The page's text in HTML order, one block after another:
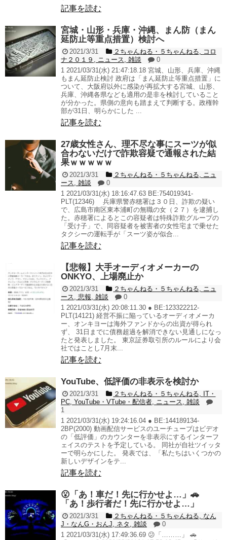
記事を読む
宮城・山形・兵庫・沖縄、まん防（まん
延防止等重点措置）検討へ
2021/3/31 ２ちゃんねる・５ちゃんねる
コロ
ナ２０１９
ニュース 雑談
0
1 2021/03/31(水) 21:47:18.18 宮城、山形、兵庫、沖縄
もまん延防止検討 政府は「まん延防止等重点措置」に
ついて、大阪府以外に感染が再拡大する宮城、山形、
兵庫、沖縄各県なども適用の是非を検討していること
が分かった。県側の意向も踏まえて判断する。政権幹
部が31日、明らかにした ...
記事を読む
27歳女性さん、理不尽な事にスーツが似
合わないだけで詐欺容疑で通報された結
果ｗｗｗｗｗ
2021/3/31 ２ちゃんねる・５ちゃんねる
ニュ
ース
雑談
0
1 2021/03/31(水) 18:16:47.63 BE:754019341-
PLT(12346) 兵庫県警赤穂署は３０日、詐欺の疑い
で、広島市南区東本浦町の無職の女（２７）を逮捕し
た。赤穂署によるとこの容疑者は特殊詐欺グループの
「受け子」で、同容疑者を被害者の女性宅まで乗せた
タクシーの運転手が「スーツ姿が似合...
記事を読む
【悲報】大手オーディオメーカーの
ONKYO、上場廃止か
2021/3/31 ２ちゃんねる・５ちゃんねる
ニュ
ース
悲報 雑談
0
1 2021/03/31(水) 20:08:11.30 ● BE:123322212-
PLT(14121) 経営不振に陥っているオーディオメーカ
ー、オンキヨーは海外ファンドからの出資が得られ
ず、 31日までに債務超過を解消できない見通しになっ
たと発表しました。 東京証券取引所のルールにより会
社ではことし7月末...
記事を読む
YouTube、低評価の非表示を検討か
2021/3/31 ２ちゃんねる・５ちゃんねる
IT・
PC YouTube・VTube・配信者 ニュース
雑談
1
1 2021/03/31(水) 19:24:16.04 ● BE:144189134-
2BP(2000) 動画配信サービスのユーチューブはビデオ
の「低評価」のカウンターを非表示にするインターフ
ェイスのテストを予定している。 同社が自社ツイッタ
ーで明らかにした。 発表では、「私たちはいくつかの
新しいデザインをテ...
記事を読む
😮「あ！車だ！先に行かせよ…」🚗
「あ！歩行者だ！先に行かせよ…」
2021/3/31 ２ちゃんねる・５ちゃんねる
なん
J・なんG・おんJ
ネタ 雑談
0
1 2021/03/31(水) 17:49:36.69 😕「………」 🚗